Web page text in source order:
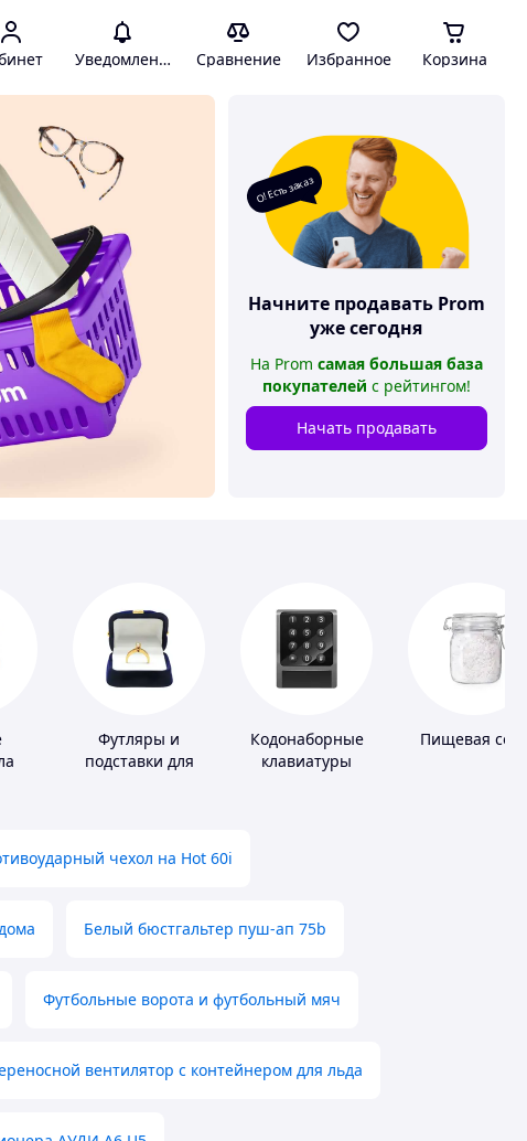
Уведомления Сравнение Избранное Корзина
О! Есть заказ
Начните продавать Prom
уже сегодня
На Prom самая большая база
покупателей с рейтингом!
Начать продавать
Футляры и
подставки для
Кодонаборные
клавиатуры
Пищевая
чехол на Hot 60i
Белый бюстгальтер пуш-ап 75b
Футбольные ворота и футбольный мяч
вентилятор с контейнером для льда